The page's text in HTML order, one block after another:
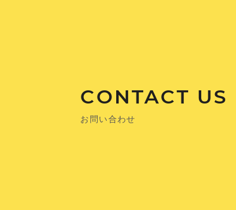
CONTACT US
お問い合わせ